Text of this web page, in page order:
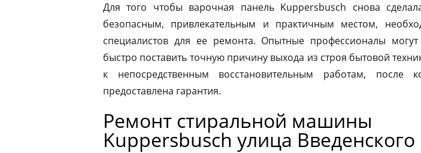
Для того чтобы варочная панель Kuppersbusch снова
безопасным, привлекательным и практичным местом,
специалистов для ее ремонта. Опытные профессионалы
быстро поставить точную причину выхода из строя бытовой
к непосредственным восстановительным работам, после
предоставлена гарантия.
Ремонт стиральной машины
Kuppersbusch улица Введенского